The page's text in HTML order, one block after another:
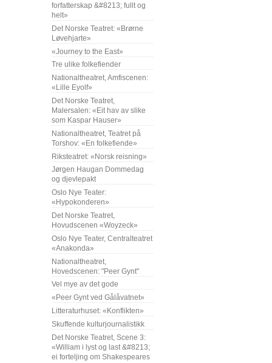
forfatterskap &#8213; fullt og
helt»
Det Norske Teatret: «Brørne
Løvehjarte»
«Journey to the East»
Tre ulike folkefiender
Nationaltheatret, Amfiscenen:
«Lille Eyolf»
Det Norske Teatret,
Malersalen: «Eit hav av slike
som Kaspar Hauser»
Nationaltheatret, Teatret på
Torshov: «En folkefiende»
Riksteatret: «Norsk reisning»
Jørgen Haugan Dommedag
og djevlepakt
Oslo Nye Teater:
«Hypokonderen»
Det Norske Teatret,
Hovudscenen «Woyzeck»
Oslo Nye Teater, Centralteatret
«Anakonda»
Nationaltheatret,
Hovedscenen: "Peer Gynt"
Vel mye av det gode
«Peer Gynt ved Gålåvatnet»
Litteraturhuset: «Konflikten»
Skuffende kulturjournalistikk
Det Norske Teatret, Scene 3:
«William i lyst og last &#8213;
ei forteljing om Shakespeares